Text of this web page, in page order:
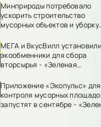
Минприроды потребовало
ускорить строительство
мусорных объектов и уборку
«Зеленая Экономика»
МЕГА и ВкусВилл установили
экообменники для сбора
вторсырья - «Зеленая
Приложение «Экопульс» для
контроля мусорных
запустят в сентябре -